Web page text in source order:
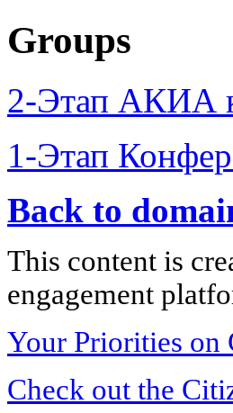
Groups
2-Этап АКИА
1-Этап
Back to
This content is
engagement
Your Priorities on
Check out the